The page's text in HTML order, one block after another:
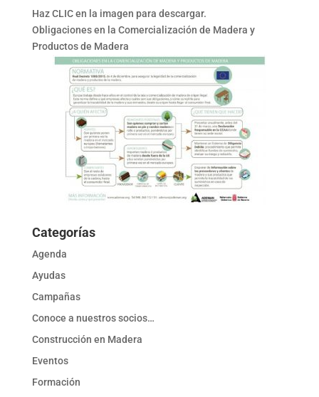
Haz CLIC en la imagen para descargar.
Obligaciones en la Comercialización de Madera y
Productos de Madera
Categorías
Agenda
Ayudas
Campañas
Conoce a nuestros socios…
Construcción en Madera
Eventos
Formación